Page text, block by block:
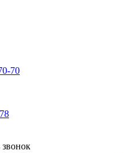
70
звонок